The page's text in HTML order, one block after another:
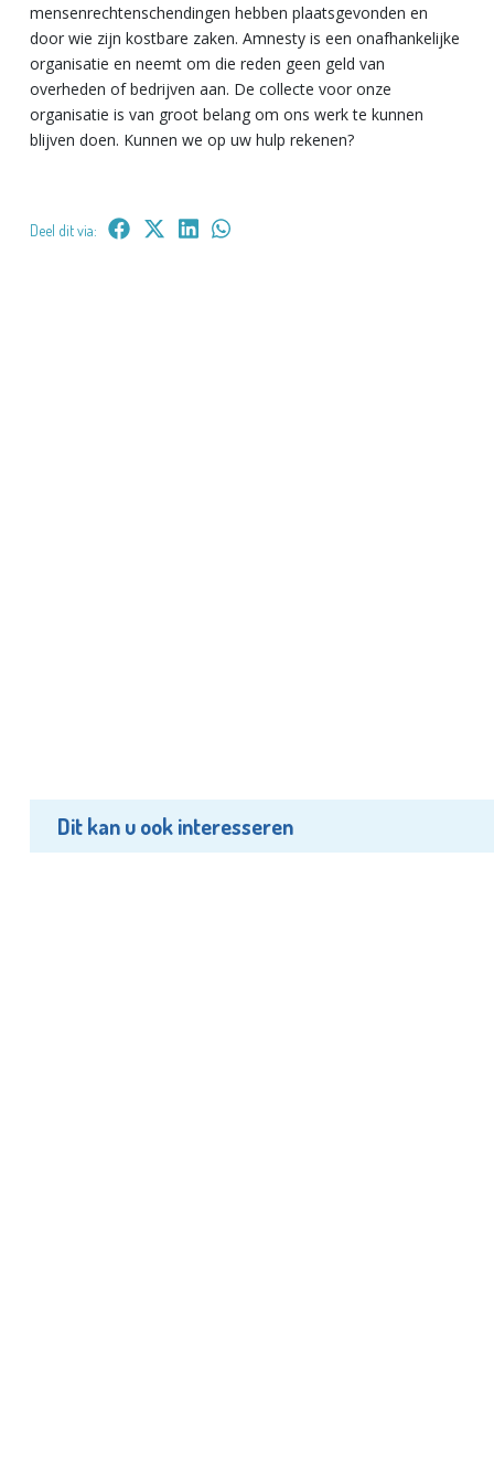
mensenrechtenschendingen hebben plaatsgevonden en
door wie zijn kostbare zaken. Amnesty is een onafhankelijke
organisatie en neemt om die reden geen geld van
overheden of bedrijven aan. De collecte voor onze
organisatie is van groot belang om ons werk te kunnen
blijven doen. Kunnen we op uw hulp rekenen?
Deel dit via:
Dit kan u ook interesseren